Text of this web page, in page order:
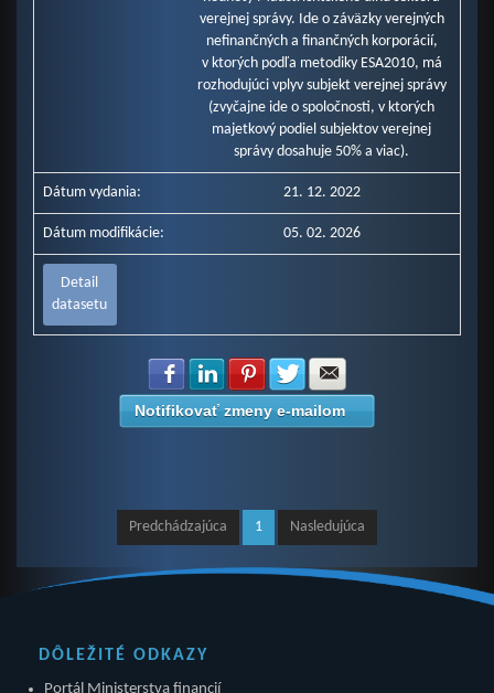
verejnej správy. Ide o záväzky verejných
nefinančných a finančných korporácií,
v ktorých podľa metodiky ESA2010, má
rozhodujúci vplyv subjekt verejnej správy
(zvyčajne ide o spoločnosti, v ktorých
majetkový podiel subjektov verejnej
správy dosahuje 50% a viac).
Dátum vydania: 21. 12. 2022
Dátum modifikácie: 05. 02. 2026
Detail
datasetu
Zdielať na Facebook
Zdielať na LinkedIn
Zdielať na Pinterest
Zdielať na Twitter
Notifikovať zmeny e-mailom
Predchádzajúca 1 Nasledujúca
DÔLEŽITÉ ODKAZY
Portál Ministerstva financií